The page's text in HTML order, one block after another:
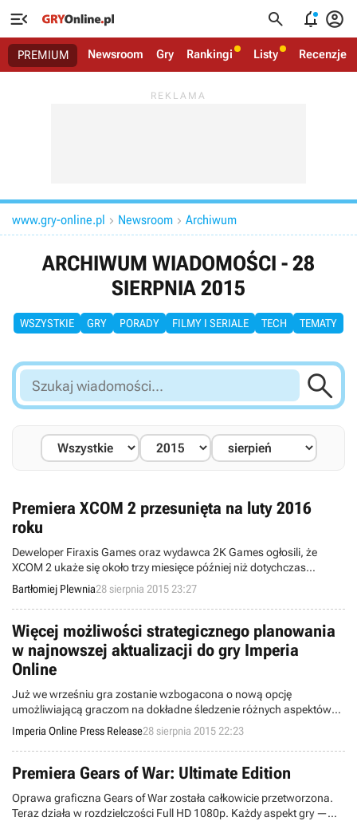
   
PREMIUM Newsroom Gry Rankingi Listy Recenzje
www.gry-online.pl  Newsroom  Archiwum
ARCHIWUM WIADOMOŚCI - 28
SIERPNIA 2015
WSZYSTKIE GRY PORADY FILMY I SERIALE TECH TEMATY
Szukaj
wiadomości...

Premiera XCOM 2 przesunięta na luty 2016
roku
Deweloper Firaxis Games oraz wydawca 2K Games ogłosili, że
XCOM 2 ukaże się około trzy miesięce później niż dotychczas
zapowiadano. Sequel XCOM: Enemy Unknown tym samym zagości
na pecetach dopiero 5 lutego przyszłego roku.
Bartłomiej Plewnia28 sierpnia 2015 23:27
Więcej możliwości strategicznego planowania
w najnowszej aktualizacji do gry Imperia
Online
Już we wrześniu gra zostanie wzbogacona o nową opcję
umożliwiającą graczom na dokładne śledzenie różnych aspektów
rozwoju Imperium, a animacje bitew zostały dopracowane do
najmniejszych detali.
Imperia Online Press Release28 sierpnia 2015 22:23
Premiera Gears of War: Ultimate Edition
Oprawa graficzna Gears of War została całkowicie przetworzona.
Teraz działa w rozdzielczości Full HD 1080p. Każdy aspekt gry —